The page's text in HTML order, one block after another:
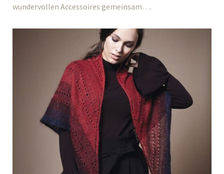
wundervollen Accessoires gemeinsam….